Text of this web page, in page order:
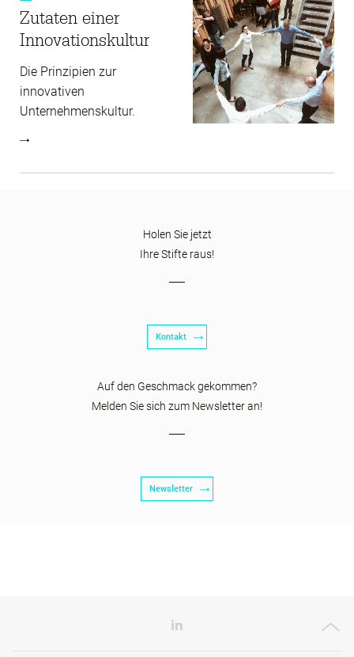
Zutaten einer
Innovations­kultur
Die Prinzipien zur
innovativen
Unternehmenskultur.
Holen Sie jetzt
Ihre Stifte raus!
Kontakt
Auf den Geschmack gekommen?
Melden Sie sich zum Newsletter an!
Newsletter